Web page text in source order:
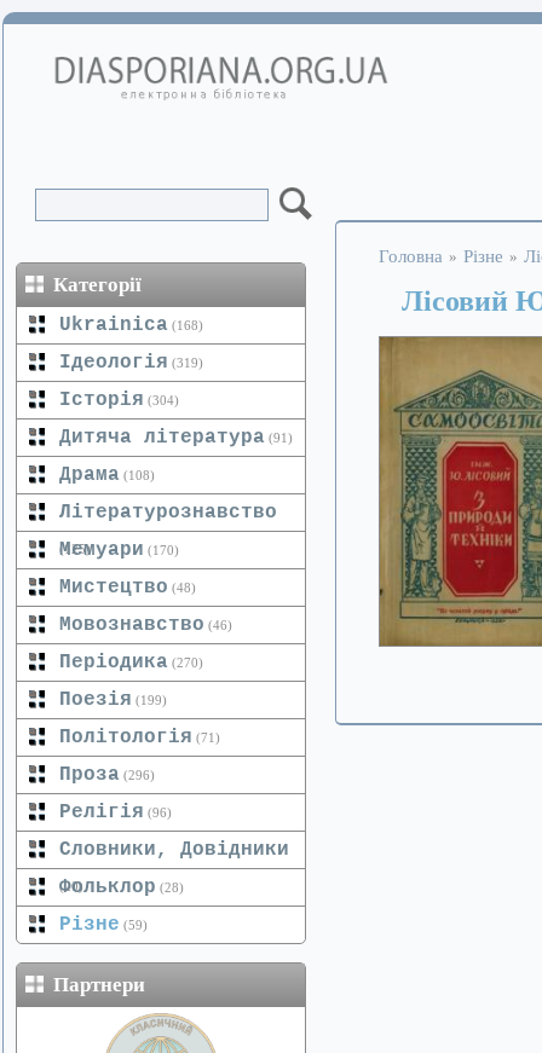
Категорії
Ukrainica (168)
Ідеологія (319)
Історія (304)
Дитяча література (91)
Драма (108)
Літературознавство
(125)
Мемуари (170)
Мистецтво (48)
Мовознавство (46)
Періодика (270)
Поезія (199)
Політологія (71)
Проза (296)
Релігія (96)
Словники, Довідники
(20)
Фольклор (28)
Різне (59)
Партнери
Головна » Різне »
Лісовий